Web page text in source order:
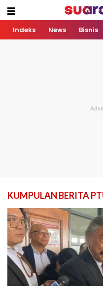
Indeks News Bisnis
KUMPULAN BERITA